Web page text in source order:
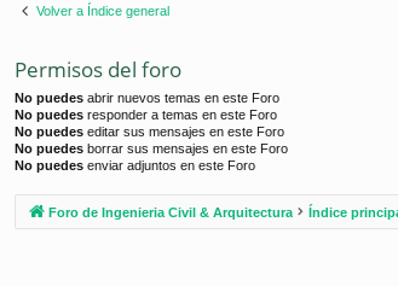
os
Volver a Índice general
Permisos del foro
No puedes abrir nuevos temas en este Foro
No puedes responder a temas en este Foro
No puedes editar sus mensajes en este Foro
No puedes borrar sus mensajes en este Foro
No puedes enviar adjuntos en este Foro
Foro de Ingenieria Civil & Arquitectura Índice